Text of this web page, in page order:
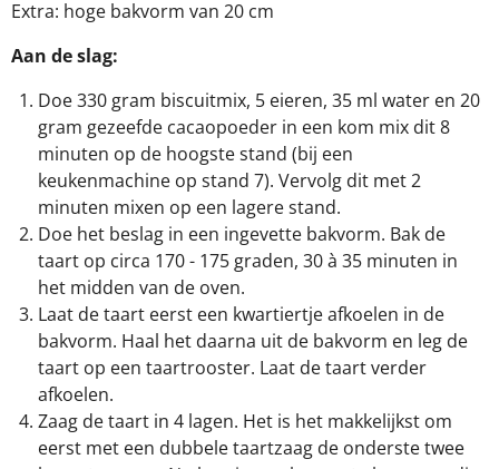
Extra: hoge bakvorm van 20 cm
Aan de slag:
Doe 330 gram biscuitmix, 5 eieren, 35 ml water en 20
gram gezeefde cacaopoeder in een kom mix dit 8
minuten op de hoogste stand (bij een
keukenmachine op stand 7). Vervolg dit met 2
minuten mixen op een lagere stand.
Doe het beslag in een ingevette bakvorm. Bak de
taart op circa 170 - 175 graden, 30 à 35 minuten in
het midden van de oven.
Laat de taart eerst een kwartiertje afkoelen in de
bakvorm. Haal het daarna uit de bakvorm en leg de
taart op een taartrooster. Laat de taart verder
afkoelen.
Zaag de taart in 4 lagen. Het is het makkelijkst om
eerst met een dubbele taartzaag de onderste twee